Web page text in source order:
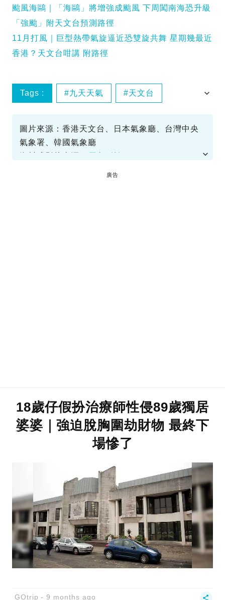
颱風海鷗｜「海鷗」將增強成颱風 下周闖南海恐升級
「強颱」附天文台預測路徑
11月打風｜巨型熱帶氣旋逼近恐雙旋共舞 星期幾最近
香港？天文台咁講 附路徑
Tags : 九天天氣 天文台
圖片來源：香港天文台、日本氣象廳、台灣中央
氣象署、韓國氣象廳
廣告
18歲仔假扮治療師性侵89歲獨居
婆婆｜強迫脫胸圍劫財物 最終下
場慘了
GOtrip 9 months ago